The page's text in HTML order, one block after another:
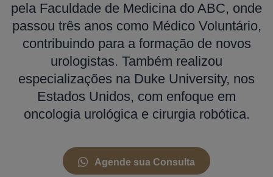
pela Faculdade de Medicina do ABC, onde
passou três anos como Médico Voluntário,
contribuindo para a formação de novos
urologistas. Também realizou
especializações na Duke University, nos
Estados Unidos, com enfoque em
oncologia urológica e cirurgia robótica.
Agende sua Consulta